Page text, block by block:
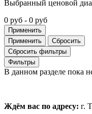
Выбранный ценовой
0 руб - 0 руб
Применить
Применить
Сбросить
Сбросить фильтры
Фильтры
В данном разделе пока
Ждём вас по адресу: г.